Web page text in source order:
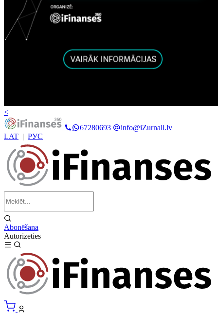
<
67280693
info@iZurnali.lv
LAT | РУС
Abonēšana
Autorizēties